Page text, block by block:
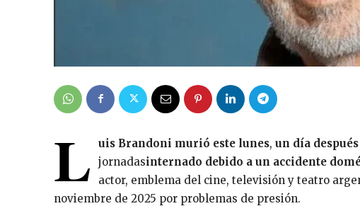
L uis Brandoni murió este lunes, un día
jornadasinternado debido a un accidente
actor, emblema del cine, televisión y teatro
noviembre de 2025 por problemas de presión.